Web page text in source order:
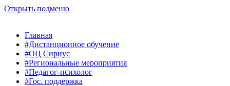
Открыть подменю
Главная
#Дистанционное обучение
#ОЦ Сириус
#Региональные мероприятия
#Педагог-психолог
#Гос. поддержка